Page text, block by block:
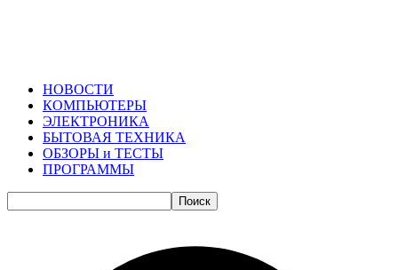
НОВОСТИ
КОМПЬЮТЕРЫ
ЭЛЕКТРОНИКА
БЫТОВАЯ ТЕХНИКА
ОБЗОРЫ и ТЕСТЫ
ПРОГРАММЫ
Поиск